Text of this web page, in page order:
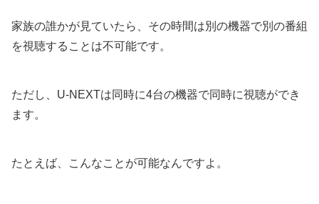
家族の誰かが見ていたら、その時間は別の機器で別の番組
を視聴することは不可能です。
ただし、U-NEXTは同時に4台の機器で同時に視聴ができ
ます。
たとえば、こんなことが可能なんですよ。